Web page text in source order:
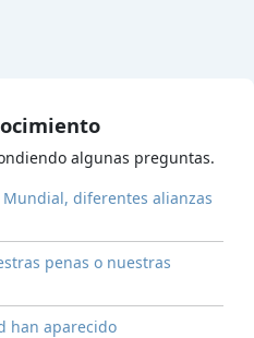
algunas preguntas.
diferentes alianzas
penas o nuestras
han aparecido